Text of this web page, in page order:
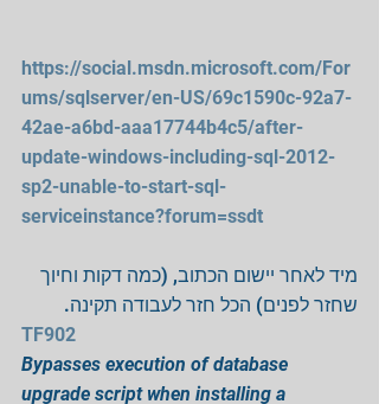
https://social.msdn.microsoft.com/For
ums/sqlserver/en-US/69c1590c-92a7-
42ae-a6bd-aaa17744b4c5/after-
update-windows-including-sql-2012-
sp2-unable-to-start-sql-
serviceinstance?forum=ssdt
מיד לאחר יישום הכתוב, (כמה דקות וחיוך
שחזר לפנים) הכל חזר לעבודה תקינה.
TF902
Bypasses execution of database
upgrade script when installing a